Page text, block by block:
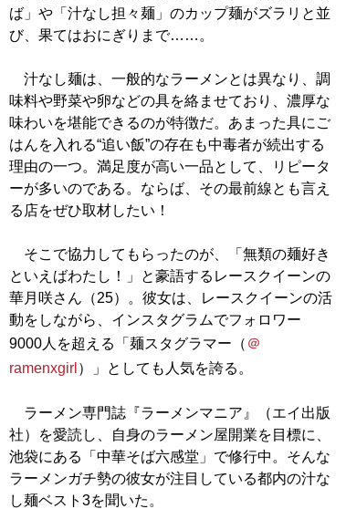
ば」や「汁なし担々麺」のカップ麺がズラリと並
び、果てはおにぎりまで……。
汁なし麺は、一般的なラーメンとは異なり、調
味料や野菜や卵などの具を絡ませており、濃厚な
味わいを堪能できるのが特徴だ。あまった具にご
はんを入れる“追い飯”の存在も中毒者が続出する
理由の一つ。満足度が高い一品として、リピータ
ーが多いのである。ならば、その最前線とも言え
る店をぜひ取材したい！
そこで協力してもらったのが、「無類の麺好き
といえばわたし！」と豪語するレースクイーンの
華月咲さん（25）。彼女は、レースクイーンの活
動をしながら、インスタグラムでフォロワー
9000人を超える「麺スタグラマー（ ＠
ramenxgirl ）」としても人気を誇る。
ラーメン専門誌『ラーメンマニア』（エイ出版
社）を愛読し、自身のラーメン屋開業を目標に、
池袋にある「中華そば六感堂」で修行中。そんな
ラーメンガチ勢の彼女が注目している都内の汁な
し麺ベスト3を聞いた。